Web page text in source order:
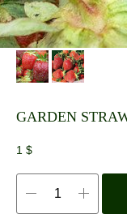
GARDEN
1 $